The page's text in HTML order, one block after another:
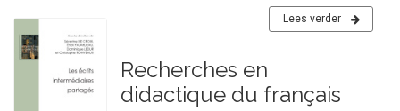
Lees verder
Recherches en
didactique du français